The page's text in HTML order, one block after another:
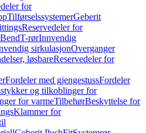
for
TilførselssystemerGeberit
Reservedeler for
BendT-rørInnvendig
sirkulasjonOverganger
løsbareReservedeler for
Fordeler med gjengestussFordeler
og tilkoblinger for
for varmeTilbehørBeskyttelse for
Klammer for